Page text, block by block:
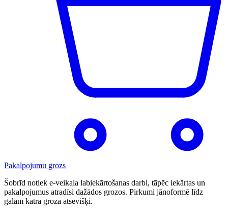
Pakalpojumu grozs
Šobrīd notiek e-veikala labiekārtošanas darbi, tāpēc iekārtas un
pakalpojumus atradīsi dažādos grozos. Pirkumi jānoformē līdz
galam katrā grozā atsevišķi.